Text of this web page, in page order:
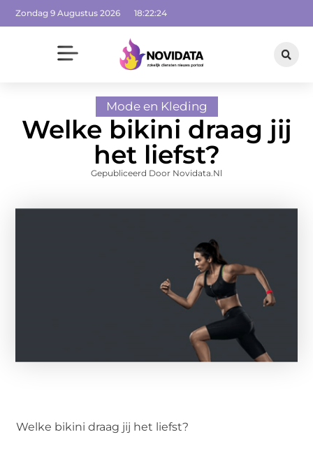
Zondag 9 Augustus 2026 18:22:24
Mode en Kleding
Welke bikini draag jij
het liefst?
Gepubliceerd Door Novidata.nl
Welke bikini draag jij het liefst?